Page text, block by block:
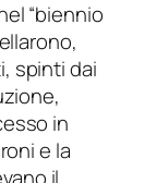
“biennio
spinti dai
in
e la